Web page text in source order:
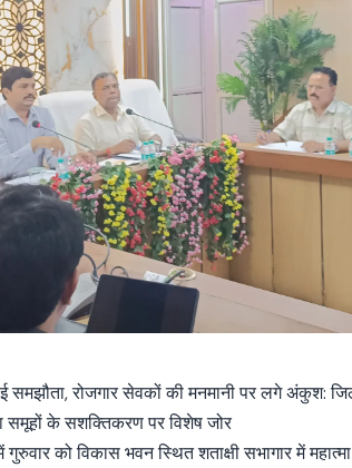
समझौता, रोजगार सेवकों की मनमानी पर लगे अंकुश:
समूहों के सशक्तिकरण पर विशेष जोर
को विकास भवन स्थित शताक्षी सभागार में महात्मा